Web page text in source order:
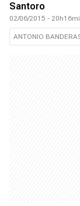
Santoro
02/06/2015 -
ANTONIO